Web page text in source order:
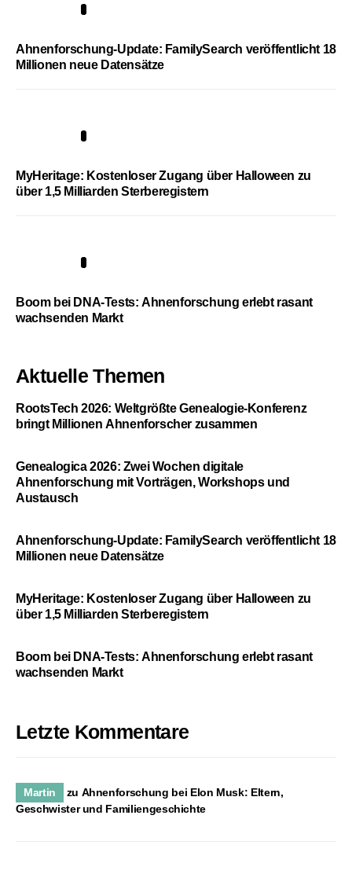
Ahnenforschung-Update: FamilySearch veröffentlicht 18
Millionen neue Datensätze
MyHeritage: Kostenloser Zugang über Halloween zu
über 1,5 Milliarden Sterberegistern
Boom bei DNA-Tests: Ahnenforschung erlebt rasant
wachsenden Markt
Aktuelle Themen
RootsTech 2026: Weltgrößte Genealogie-Konferenz
bringt Millionen Ahnenforscher zusammen
Genealogica 2026: Zwei Wochen digitale
Ahnenforschung mit Vorträgen, Workshops und
Austausch
Ahnenforschung-Update: FamilySearch veröffentlicht 18
Millionen neue Datensätze
MyHeritage: Kostenloser Zugang über Halloween zu
über 1,5 Milliarden Sterberegistern
Boom bei DNA-Tests: Ahnenforschung erlebt rasant
wachsenden Markt
Letzte Kommentare
Martin zu Ahnenforschung bei Elon Musk: Eltern,
Geschwister und Familiengeschichte